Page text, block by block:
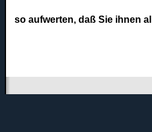
so aufwerten, daß Sie ihnen